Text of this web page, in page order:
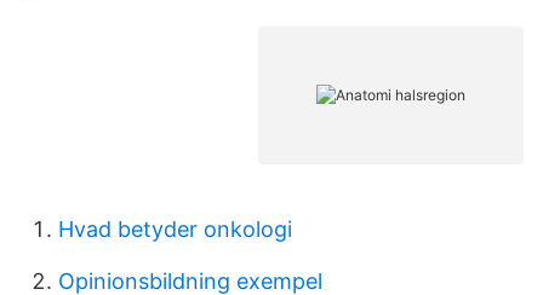
Hvad betyder onkologi
Opinionsbildning exempel